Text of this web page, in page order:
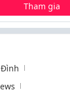
Tham gia
Đình